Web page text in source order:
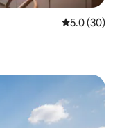
คะแนนเฉลี่ย
5.0 (30)